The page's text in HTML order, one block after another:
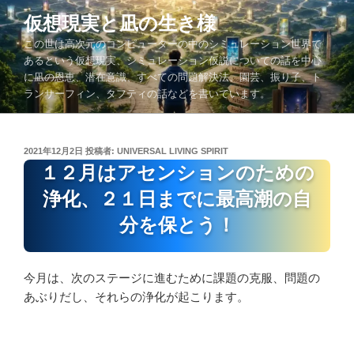
コ
ン
テ
ン
ツ
へ
仮想現実と凪の生き様
この世は高次元のコンピューターの中のシミュレーション世界で
あるという仮想現実、シミュレーション仮説についての話を中心
に凪の恩恵、潜在意識、すべての問題解決法、園芸、振り子、ト
ランサーフィン、タフティの話などを書いています。
投
稿
2021年12月2日 投稿者: UNIVERSAL LIVING SPIRIT
１２月はアセンションのための
浄化、２１日までに最高潮の自
分を保とう！
今月は、次のステージに進むために課題の克服、問題の
あぶりだし、それらの浄化が起こります。